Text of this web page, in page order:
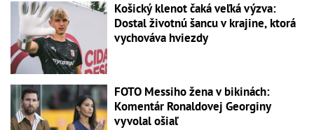
Košický klenot čaká veľká výzva:
Dostal životnú šancu v krajine, ktorá
vychováva hviezdy
FOTO Messiho žena v bikinách:
Komentár Ronaldovej Georginy
vyvolal ošiaľ